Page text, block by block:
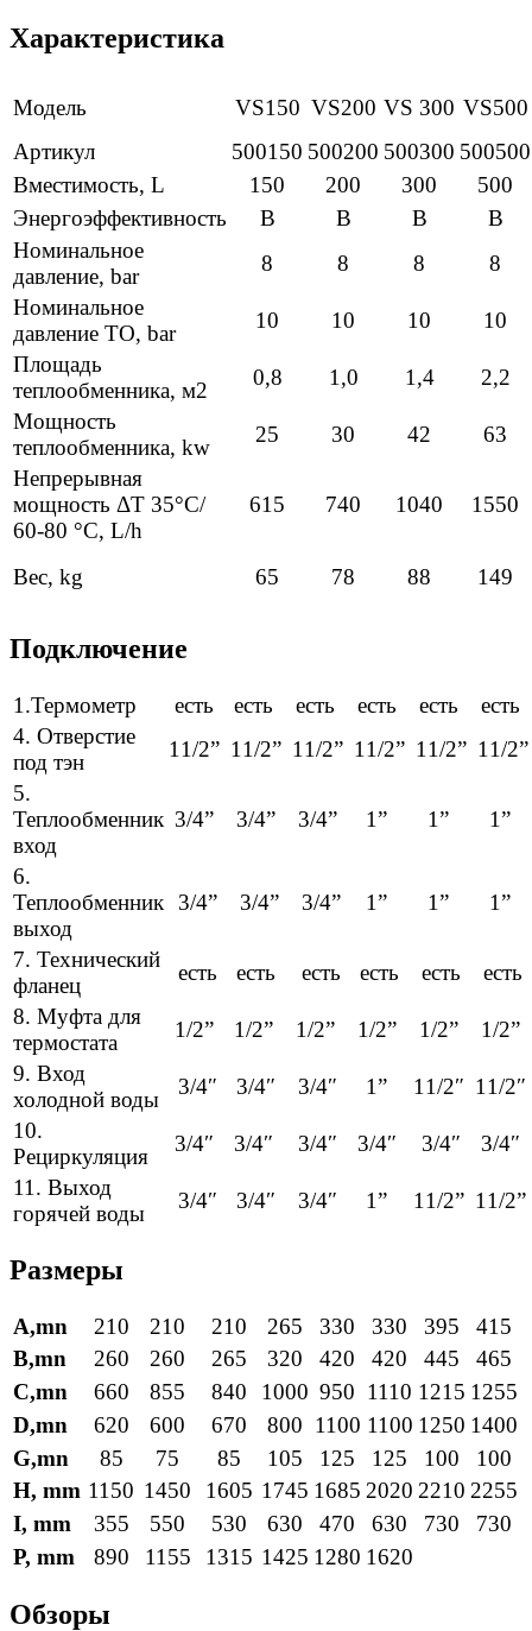
Характеристика
Модель VS150 VS200 VS 300 VS500
Артикул
500150 500200 500300 500500
Вместимость, L
150 200 300
500
Энергоэффективность
В В В
В
Номинальное
давление, bar
8 8 8
8
Номинальное
давление ТО, bar
10 10 10
10
Площадь
теплообменника, м2
0,8 1,0 1,4
2,2
Мощность
теплообменника, kw
25 30 42
63
Непрерывная
мощность ΔT 35°С/
60-80 °С, L/h
615 740 1040 1550
Вес, kg 65 78 88 149
Подключение
1.Термометр есть есть есть есть есть
есть
4. Отверстие
под тэн
11/2” 11/2” 11/2” 11/2” 11/2” 11/2”
5.
Теплообменник
вход
3/4” 3/4” 3/4” 1” 1” 1”
6.
Теплообменник
выход
3/4” 3/4” 3/4” 1” 1” 1”
7. Технический
фланец
есть есть есть есть есть
есть
8. Муфта для
термостата
1/2” 1/2” 1/2” 1/2” 1/2”
1/2”
9. Вход
холодной воды
3/4″ 3/4″ 3/4″ 1” 11/2″ 11/2″
10.
Рециркуляция
3/4″ 3/4″ 3/4″ 3/4″ 3/4″
3/4″
11. Выход
горячей воды
3/4″ 3/4″ 3/4″ 1” 11/2” 11/2”
Размеры
А,mn 210 210 210 265 330 330 395
415
B,mn
260 260 265 320 420 420 445
465
C,mn
660 855 840 1000 950 1110 1215 1255
D,mn
620 600 670 800 1100 1100 1250 1400
G,mn
85 75 85 105 125 125 100
100
H, mm 1150 1450 1605 1745 1685 2020 2210 2255
I, mm
355 550 530 630 470 630 730
730
P, mm
890 1155 1315 1425 1280 1620
Обзоры